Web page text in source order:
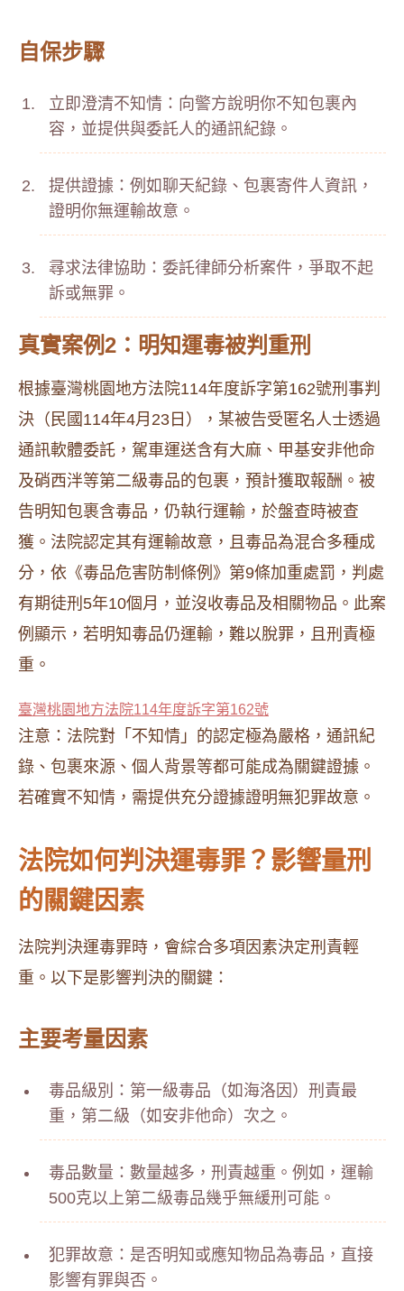
自保步驟
立即澄清不知情：向警方說明你不知包裹內
容，並提供與委託人的通訊紀錄。
提供證據：例如聊天紀錄、包裹寄件人資訊，
證明你無運輸故意。
尋求法律協助：委託律師分析案件，爭取不起
訴或無罪。
真實案例2：明知運毒被判重刑
根據臺灣桃園地方法院114年度訴字第162號刑事判
決（民國114年4月23日），某被告受匿名人士透過
通訊軟體委託，駕車運送含有大麻、甲基安非他命
及硝西泮等第二級毒品的包裹，預計獲取報酬。被
告明知包裹含毒品，仍執行運輸，於盤查時被查
獲。法院認定其有運輸故意，且毒品為混合多種成
分，依《毒品危害防制條例》第9條加重處罰，判處
有期徒刑5年10個月，並沒收毒品及相關物品。此案
例顯示，若明知毒品仍運輸，難以脫罪，且刑責極
重。
臺灣桃園地方法院114年度訴字第162號
注意：法院對「不知情」的認定極為嚴格，通訊紀
錄、包裹來源、個人背景等都可能成為關鍵證據。
若確實不知情，需提供充分證據證明無犯罪故意。
法院如何判決運毒罪？影響量刑
的關鍵因素
法院判決運毒罪時，會綜合多項因素決定刑責輕
重。以下是影響判決的關鍵：
主要考量因素
毒品級別：第一級毒品（如海洛因）刑責最
重，第二級（如安非他命）次之。
毒品數量：數量越多，刑責越重。例如，運輸
500克以上第二級毒品幾乎無緩刑可能。
犯罪故意：是否明知或應知物品為毒品，直接
影響有罪與否。